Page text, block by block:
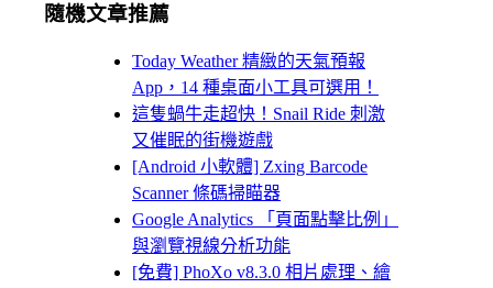
隨機文章推薦
Today Weather 精緻的天氣預報
App，14 種桌面小工具可選用！
這隻蝸牛走超快！Snail Ride 刺激
又催眠的街機遊戲
[Android 小軟體] Zxing Barcode
Scanner 條碼掃瞄器
Google Analytics 「頁面點擊比例」
與瀏覽視線分析功能
[免費] PhoXo v8.3.0 相片處理、繪